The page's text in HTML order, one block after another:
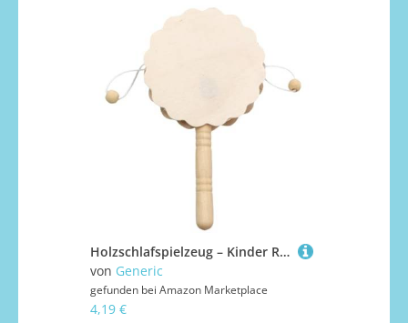
Holzschlafspielzeug – Kinder Rhythmus-Shaker Blumenmuster | Musikinstrument für | Lernwerkzeug für Musikunterricht | G
von Generic
gefunden bei Amazon Marketplace
4,19 €